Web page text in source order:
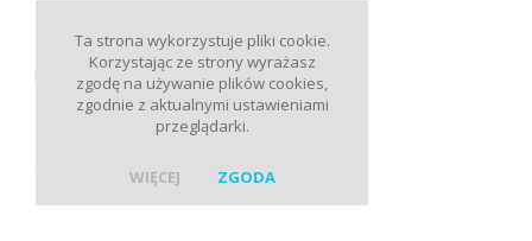
KONTAKT
FeminaFit, ul. 3 Maja 19, 81-181 Gdynia
Zadzwoń do nas:
58 625 02 29
biuro@feminafit.pl
Ta strona wykorzystuje pliki cookie.
Korzystając ze strony wyrażasz
zgodę na używanie plików cookies,
zgodnie z aktualnymi ustawieniami
przeglądarki.
WIĘCEJ ZGODA